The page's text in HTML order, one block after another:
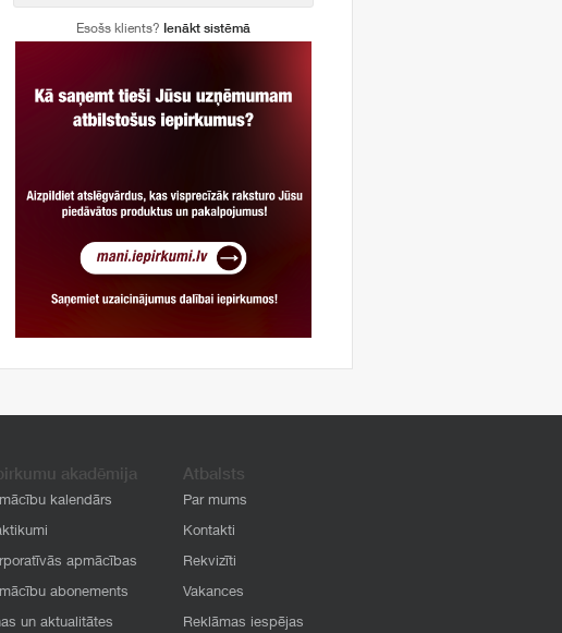
Esošs klients? Ienākt sistēmā
akadēmija
kalendārs
apmācības
abonements
un aktualitātes
Atbalsts
Par mums
Kontakti
Rekvizīti
Vakances
Reklāmas iespējas